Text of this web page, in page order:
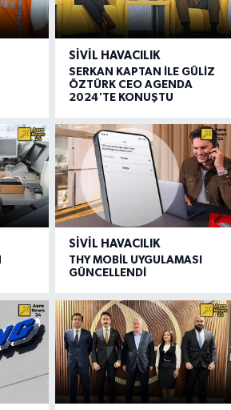
SIVIL HAVACILIK
SERKAN KAPTAN İLE GÜLİZ
ÖZTÜRK CEO AGENDA
2024'TE KONUŞTU
SIVIL HAVACILIK
THY MOBİL UYGULAMASI
GÜNCELLENDİ